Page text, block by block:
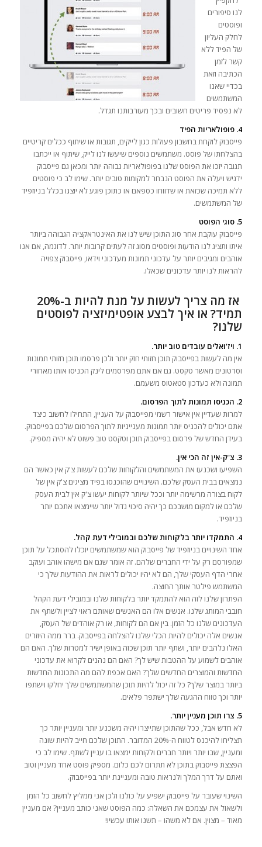
לנו סיפורים
ופוסטים
לחלק העליון
של הפיד ללא
קשר לזמן
הכתיבה וזאת
בכדיי שאנו
המשתמשים
לא נפסיד פריטים חשובים ובכך מעורבותנו תגדל.
4. פופולאריות הפיד
פייסבוק לוקחת בחשבון פעולות כגון לייקים, תגובות או שיתוף ככלים קריטיים
בהצלחתו של פוסט. משתמשים נוספים שיעשו לנו לייק, שיתוף או ייכתבו
תגובה יזכו את הפוסט שלנו בפופולאריות גבוהה יותר ומכאן גם פייסבוק
ידגיש ויעלה את הפוסט הנבחר למקומות טובים יותר. שימו לב כי פוסטים
ללא תמיכה שכזאת או שדווחו כספאם או כתוכן פוגע לא יוצגו בכלל בניוזפיד
של המשתמשים.
5. סוגי הפוסט
פייסבוק עוקבת אחר סוג התוכן שיש לנו את האינטראקציה הגבוהה ביותר
איתו ותציג לנו הודעות ופוסטים מסוג זה לעתים קרובות יותר. לדוגמה, אם אנו
אוהבים ומגיבים יותר על עדכוני תמונות מעדכוני וידאו, פייסבוק צפויה
להראות לנו יותר עדכונים שכאלו.
אז מה צריך לעשות על מנת להיות ב-20%
תמיד? או איך לבצע אופטימיזציה לפוסטים
שלנו?
1. ויז'ואלים עובדים טוב יותר.
אין מה לעשות בפייסבוק תוכן חזותי חזק יותר ולכן פרסמו תוכן חזותי תמונות
וסרטונים מאשר טקסט. גם אם אתם מפרסמים לינק הכניסו אותו מאחורי
תמונה ולא כעדכון סטאטוס משעמם.
2. הכניסו תמונות לתוך הפרסום.
למרות שעדיין אין אישור רשמי מפייסבוק על העניין, התחילו לחשוב כיצד
אתם יכולים להכניס יותר תמונות מענייניות לתוך הפרסום שלכם בפייסבוק.
בעידן החדש של פרסום בפייסבוק תוכן וטקסט טוב פשוט לא יהיה מספיק.
3. צ'ק-אין זה הכי אין.
השפיעו ושכנעו את המשתמשים והלקוחות שלכם לעשות צ'ק אין כאשר הם
נמצאים בבית העסק שלכם. השינויים שהוכנסו בפיד מציגים צ'ק אין של
לקוח בצורה מרשימה יותר וככל שיותר לקוחות יעשו צ'ק אין לבית העסק
שלכם או למקום מושבכם כך יהיה סיכוי גדול יותר שיימצאו אתכם יותר
בניוזפיד.
4. התמקדו יותר בלקוחות שלכם ובמובילי דעת קהל.
אחד השינויים בניוזפיד של פייסבוק הוא שמשתמשים יוכלו להסתכל על תוכן
שמפורסם רק על ידי החברים שלהם. זה אומר שגם אם מישהו אוהב ועוקב
אחרי הדף העסקי שלך, הם לא יהיו יכולים לראות את ההודעות שלך כי
המשתמש פילטר אותך החוצה.
הפתרון שלנו לזה הוא להתמקד יותר בלקוחות שלנו ובמובילי דעת הקהל
חובבי המותג שלנו. אנשים אלו הם האנשים שאותם ראוי לציין ולשתף את
העדכונים שלנו כל הזמן. בין אם הם לקוחות, או רק אוהדים של העסק,
אנשים אלה יכולים להיות הכלי שלנו להצלחה בפייסבוק. ברר ממה היוזרים
האלו נלהבים יותר, ושתף יותר תוכן שכזה באופן ישיר למטרות שלך. האם הם
אוהבים לשמוע על ההטבות שיש לך? האם הם נהנים לקרוא את עדכוני
החדשות והמוצרים החדשים שלך? האם אכפת להם מה התכונות החדשות
ביותר במוצר שלך? כל זה יכול להיות תוכן שהמשתמשים שלך יחלקו וישתפו
יותר וכך טווח ההגעה שלך ישתפר פלאים.
5. צרו תוכן מעניין יותר.
לא חדש אבל, ככל שהתוכן שתייצרו יהיה משכנע יותר ומעניין יותר כך
תצליחו להיכנס לטווח ה-20% המדובר. התוכן שלכם חייב להיות שונה
ומעניין, שבו יותר ויותר חברים ולקוחות ימצאו בו עניין לשתף. שימו לב כי
הפצצת פייסבוק בתוכן לא תתרום לכם כלום. מספיק פוסט אחד מעניין וטוב
ואתם על דרך המלך ולנראות טובה ומעניינת יותר בפייסבוק.
השינוי שעובר על פייסבוק ישפיע על כולנו ולכן אני ממליץ לחשוב כל הזמן
ולשאול את עצמכם את השאלה: כמה הפוסט שאני כותב מעניין? אם מעניין
מאוד – מצוין. אם לא משהו – תשנו אותו עכשיו!